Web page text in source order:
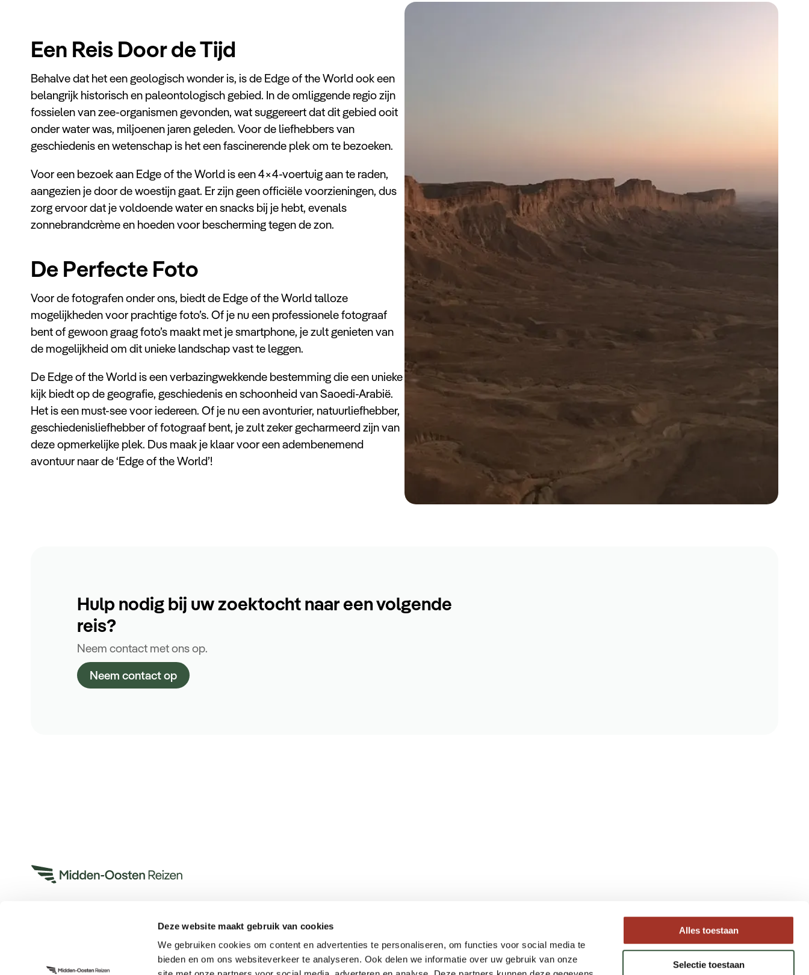
Deze website maakt gebruik van cookies
We gebruiken cookies om content en advertenties te personaliseren, om functies voor social media te
bieden en om ons websiteverkeer te analyseren. Ook delen we informatie over uw gebruik van onze
Alles toestaan
Selectie toestaan
Een Reis Door de Tijd
Behalve dat het een geologisch wonder is, is de Edge of the World ook een
belangrijk historisch en paleontologisch gebied. In de omliggende regio zijn
fossielen van zee-organismen gevonden, wat suggereert dat dit gebied ooit
onder water was, miljoenen jaren geleden. Voor de liefhebbers van
geschiedenis en wetenschap is het een fascinerende plek om te bezoeken.
Voor een bezoek aan Edge of the World is een 4×4-voertuig aan te raden,
aangezien je door de woestijn gaat. Er zijn geen officiële voorzieningen, dus
zorg ervoor dat je voldoende water en snacks bij je hebt, evenals
zonnebrandcrème en hoeden voor bescherming tegen de zon.
De Perfecte Foto
Voor de fotografen onder ons, biedt de Edge of the World talloze
mogelijkheden voor prachtige foto’s. Of je nu een professionele fotograaf
bent of gewoon graag foto’s maakt met je smartphone, je zult genieten van
de mogelijkheid om dit unieke landschap vast te leggen.
De Edge of the World is een verbazingwekkende bestemming die een unieke
kijk biedt op de geografie, geschiedenis en schoonheid van Saoedi-Arabië.
Het is een must-see voor iedereen. Of je nu een avonturier, natuurliefhebber,
geschiedenisliefhebber of fotograaf bent, je zult zeker gecharmeerd zijn van
deze opmerkelijke plek. Dus maak je klaar voor een adembenemend
avontuur naar de ‘Edge of the World’!
Hulp nodig bij uw zoektocht naar een volgende
reis?
Neem contact met ons op.
Neem contact op
Bel ons op +31 (0)73 22 00 553
Meer informatie
Actueel
Keurmerken
Maatwerk Rondreizen